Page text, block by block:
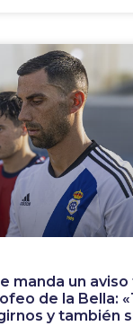
manda un aviso
de la Bella:
y también